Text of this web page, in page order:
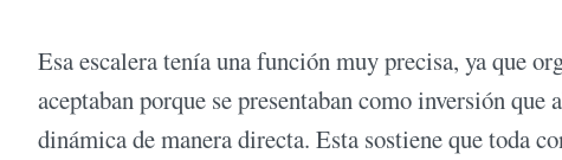
Esa escalera tenía una función muy precisa, ya que
aceptaban porque se presentaban como inversión
dinámica de manera directa. Esta sostiene que toda